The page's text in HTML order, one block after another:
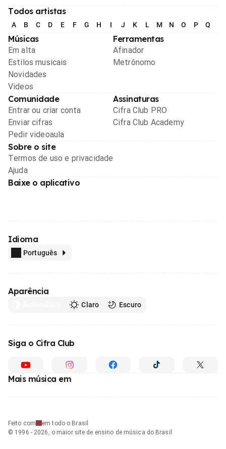
Todos artistas
A B C D E F G H I J K L M N O P Q
Músicas
Em alta
Estilos musicais
Novidades
Videos
Ferramentas
Afinador
Metrônomo
Comunidade
Entrar ou criar conta
Enviar cifras
Pedir videoaula
Assinaturas
Cifra Club PRO
Cifra Club Academy
Sobre o site
Termos de uso e privacidade
Ajuda
Baixe o aplicativo
Idioma
Português
Aparência
Claro Escuro
Siga o Cifra Club
Mais música em
Feito com
em todo o Brasil
© 1996 - 2026, o maior site de ensino de música do Brasil